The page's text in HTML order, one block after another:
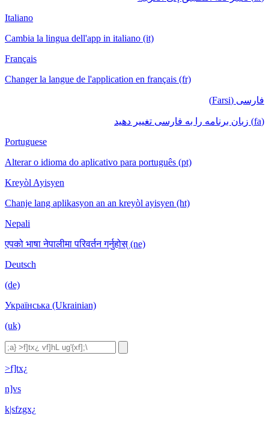
Italiano
Cambia la lingua dell'app in italiano (it)
Français
Changer la langue de l'application en français (fr)
فارسی (Farsi)
(fa) زبان برنامه را به فارسی تغییر دهید
Portuguese
Alterar o idioma do aplicativo para português (pt)
Kreyòl Ayisyen
Chanje lang aplikasyon an an kreyòl ayisyen (ht)
Nepali
एपको भाषा नेपालीमा परिवर्तन गर्नुहोस् (ne)
Deutsch
(de)
Українська (Ukrainian)
(uk)
>f]tx¿
n]vs
k|sfzgx¿